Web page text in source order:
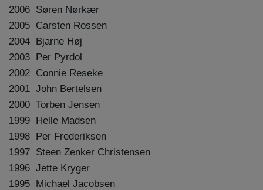
2006 Søren Nørkær
2005 Carsten Rossen
2004 Bjarne Høj
2003 Per Pyrdol
2002 Connie Reseke
2001 John Bertelsen
2000 Torben Jensen
1999 Helle Madsen
1998 Per Frederiksen
1997 Steen Zenker Christensen
1996 Jette Kryger
1995 Michael Jacobsen